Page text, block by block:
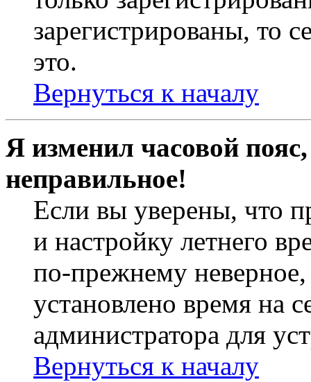
зарегистрированы, то
это.
Вернуться к началу
Я изменил часовой
неправильное!
Если вы уверены, что
и настройку летнего
по-прежнему неверное,
установлено время на
администратора для
Вернуться к началу